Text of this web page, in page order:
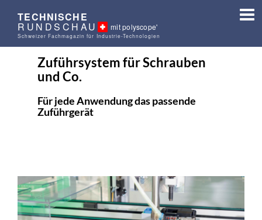
TECHNISCHE
RUNDSCHAU mit polyscope'
Schweizer Fachmagazin für Industrie-Technologien
Zuführsystem für Schrauben
und Co.
Für jede Anwendung das passende
Zuführgerät